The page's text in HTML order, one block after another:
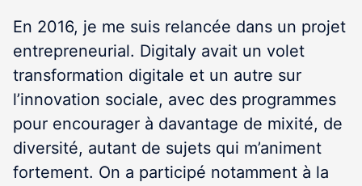
En 2016, je me suis relancée dans un projet
entrepreneurial. Digitaly avait un volet
transformation digitale et un autre sur
l’innovation sociale, avec des programmes
pour encourager à davantage de mixité, de
diversité, autant de sujets qui m’animent
fortement. On a participé notamment à la